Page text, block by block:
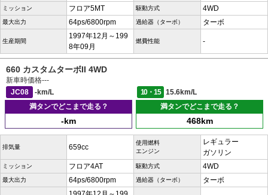
ミッション フロア5MT 駆動方式 4WD
最大出力 64ps/6800rpm 過給器（ターボ） ターボ
生産期間
1997年12月～199
8年09月
燃費性能 -
660 カスタムターボII 4WD
新車時価格---
JC08
-km/L 10・15
15.6km/L
満タンでどこまで走る？
-km
満タンでどこまで走る？
468km
排気量 659cc
使用燃料
エンジン
レギュラー
ガソリン
ミッション フロア4AT 駆動方式 4WD
最大出力 64ps/6800rpm 過給器（ターボ）
ターボ